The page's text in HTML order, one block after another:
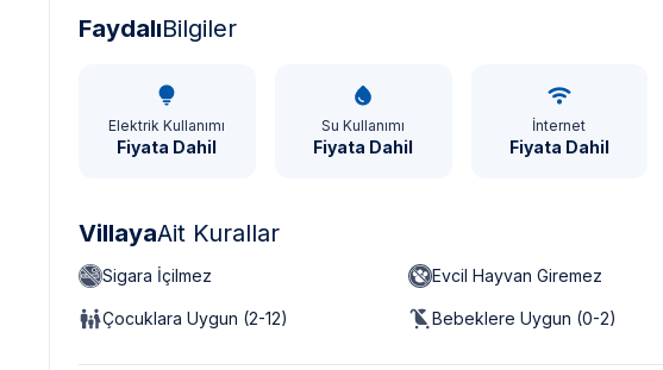
FaydalıBilgiler
Elektrik Kullanımı
Fiyata Dahil
Su Kullanımı
Fiyata Dahil
İnternet
Fiyata Dahil
VillayaAit Kurallar
Sigara İçilmez Evcil Hayvan Giremez
Çocuklara Uygun (2-12) Bebeklere Uygun (0-2)